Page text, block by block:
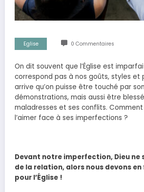
Eglise 0 Commentaires
On dit souvent que l’Église est
correspond pas à nos goûts, styles et
arrive qu’on puisse être touché par
démonstrations, mais aussi être
maladresses et ses conflits.
l’aimer face à ses imperfections ?
Devant notre imperfection, Dieu ne
de la relation, alors nous devons
pour l’Église !